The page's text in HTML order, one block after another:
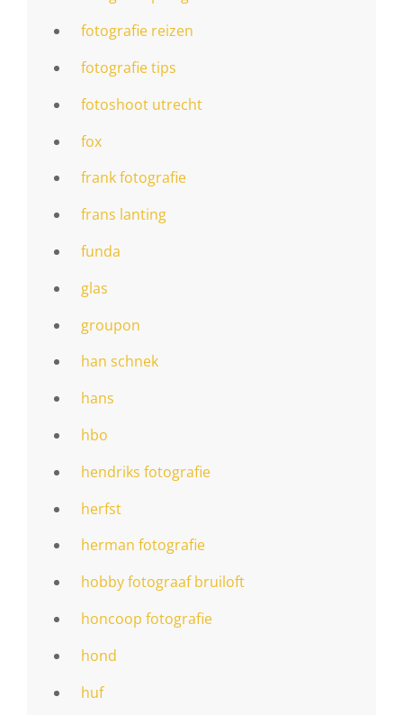
fotografie reizen
fotografie tips
fotoshoot utrecht
fox
frank fotografie
frans lanting
funda
glas
groupon
han schnek
hans
hbo
hendriks fotografie
herfst
herman fotografie
hobby fotograaf bruiloft
honcoop fotografie
hond
huf